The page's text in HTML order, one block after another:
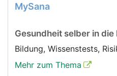
MySana
Gesundheit selber in die
Bildung, Wissenstests,
Mehr zum Thema